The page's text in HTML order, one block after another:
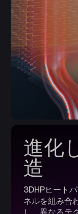
進化
造
3DHPヒート
ネルを組み合
し、異なるテ